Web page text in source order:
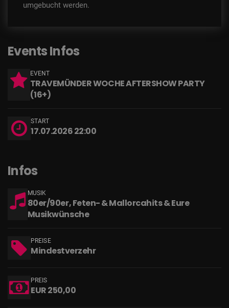
umgebucht werden.
Events Infos
EVENT
TRAVEMÜNDER WOCHE AFTERSHOW PARTY
(16+)
START
17.07.2026 22:00
Infos
MUSIK
80er/90er, Feten- & Mallorcahits & Eure
Musikwünsche
PREISE
Mindestverzehr
PREIS
EUR 250,00